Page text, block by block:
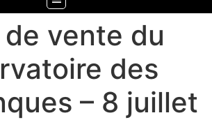
vente du
des
– 8 juillet